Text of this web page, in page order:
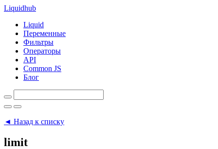
Liquidhub
Liquid
Переменные
Фильтры
Операторы
API
Common JS
Блог
◄ Назад к списку
limit